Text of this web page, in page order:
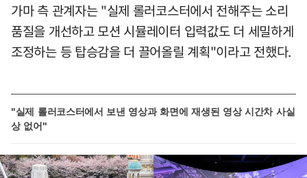
가마 측 관계자는 "실제 롤러코스터에서 전해주는 소리
품질을 개선하고 모션 시뮬레이터 입력값도 더 세밀하게
조정하는 등 탑승감을 더 끌어올릴 계획"이라고 전했다.
"실제 롤러코스터에서 보낸 영상과 화면에 재생된 영상 시간차 사실
상 없어"